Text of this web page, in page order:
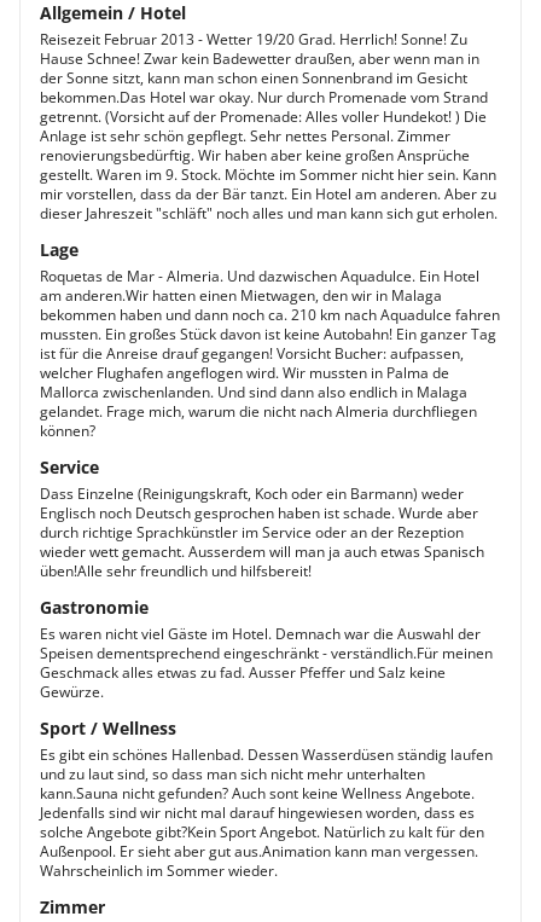
Allgemein / Hotel
Reisezeit Februar 2013 - Wetter 19/20 Grad. Herrlich! Sonne! Zu
Hause Schnee! Zwar kein Badewetter draußen, aber wenn man in
der Sonne sitzt, kann man schon einen Sonnenbrand im Gesicht
bekommen.Das Hotel war okay. Nur durch Promenade vom Strand
getrennt. (Vorsicht auf der Promenade: Alles voller Hundekot! ) Die
Anlage ist sehr schön gepflegt. Sehr nettes Personal. Zimmer
renovierungsbedürftig. Wir haben aber keine großen Ansprüche
gestellt. Waren im 9. Stock. Möchte im Sommer nicht hier sein. Kann
mir vorstellen, dass da der Bär tanzt. Ein Hotel am anderen. Aber zu
dieser Jahreszeit "schläft" noch alles und man kann sich gut erholen.
Lage
Roquetas de Mar - Almeria. Und dazwischen Aquadulce. Ein Hotel
am anderen.Wir hatten einen Mietwagen, den wir in Malaga
bekommen haben und dann noch ca. 210 km nach Aquadulce fahren
mussten. Ein großes Stück davon ist keine Autobahn! Ein ganzer Tag
ist für die Anreise drauf gegangen! Vorsicht Bucher: aufpassen,
welcher Flughafen angeflogen wird. Wir mussten in Palma de
Mallorca zwischenlanden. Und sind dann also endlich in Malaga
gelandet. Frage mich, warum die nicht nach Almeria durchfliegen
können?
Service
Dass Einzelne (Reinigungskraft, Koch oder ein Barmann) weder
Englisch noch Deutsch gesprochen haben ist schade. Wurde aber
durch richtige Sprachkünstler im Service oder an der Rezeption
wieder wett gemacht. Ausserdem will man ja auch etwas Spanisch
üben!Alle sehr freundlich und hilfsbereit!
Gastronomie
Es waren nicht viel Gäste im Hotel. Demnach war die Auswahl der
Speisen dementsprechend eingeschränkt - verständlich.Für meinen
Geschmack alles etwas zu fad. Ausser Pfeffer und Salz keine
Gewürze.
Sport / Wellness
Es gibt ein schönes Hallenbad. Dessen Wasserdüsen ständig laufen
und zu laut sind, so dass man sich nicht mehr unterhalten
kann.Sauna nicht gefunden? Auch sont keine Wellness Angebote.
Jedenfalls sind wir nicht mal darauf hingewiesen worden, dass es
solche Angebote gibt?Kein Sport Angebot. Natürlich zu kalt für den
Außenpool. Er sieht aber gut aus.Animation kann man vergessen.
Wahrscheinlich im Sommer wieder.
Zimmer